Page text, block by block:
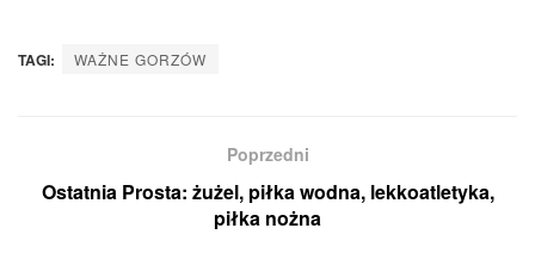
TAGI: WAŻNE GORZÓW
Poprzedni
Ostatnia Prosta: żużel, piłka wodna, lekkoatletyka,
piłka nożna